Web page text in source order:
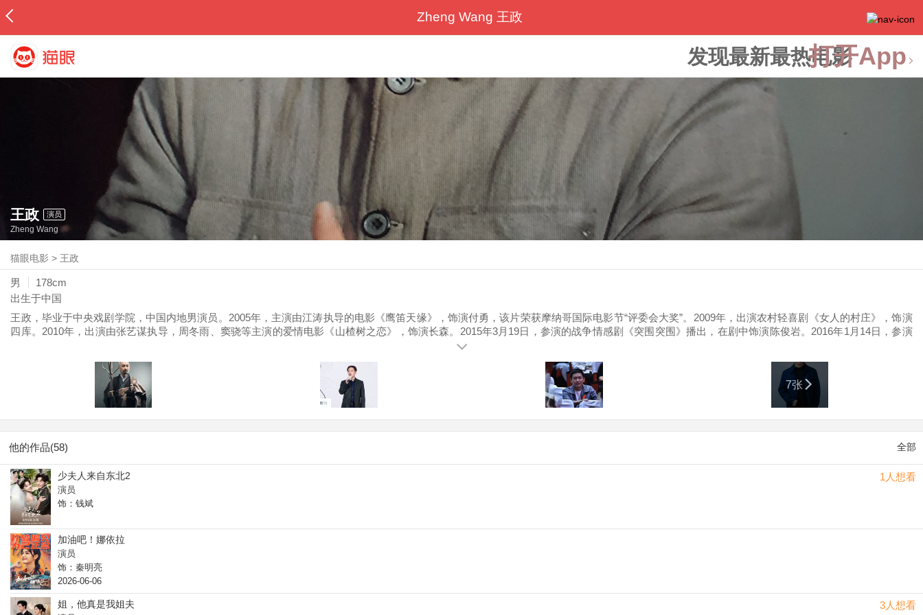
Zheng Wang 王政
发现最新最热电影打开App
王政 演员
Zheng Wang
猫眼电影 > 王政
男
178cm
出生于中国
王政，毕业于中央戏剧学院，中国内地男演员。2005年，主演由江涛执导的电影《鹰笛天缘》，饰演付勇，该片荣获摩纳哥国际电影节“评委会大奖”。2009年，出演农村轻喜剧《女人的村庄》，饰演
四库。2010年，出演由张艺谋执导，周冬雨、窦骁等主演的爱情电影《山楂树之恋》，饰演长森。2015年3月19日，参演的战争情感剧《突围突围》播出，在剧中饰演陈俊岩。2016年1月14日，参演
的当代军旅剧《陆军一号》播出，在剧中饰演黄歧。2017年9月14日，参演的谍战剧《摧毁》播出，在剧中饰演方梦凡。2020年9月4日，参演的现代军事军旅剧《蓝军出击》播出，在剧中饰演何亚
7张
他的作品(58) 全部
1人想看
少夫人来自东北2
演员
饰：钱斌
加油吧！娜依拉
演员
饰：秦明亮
2026-06-06
3人想看
姐，他真是我姐夫